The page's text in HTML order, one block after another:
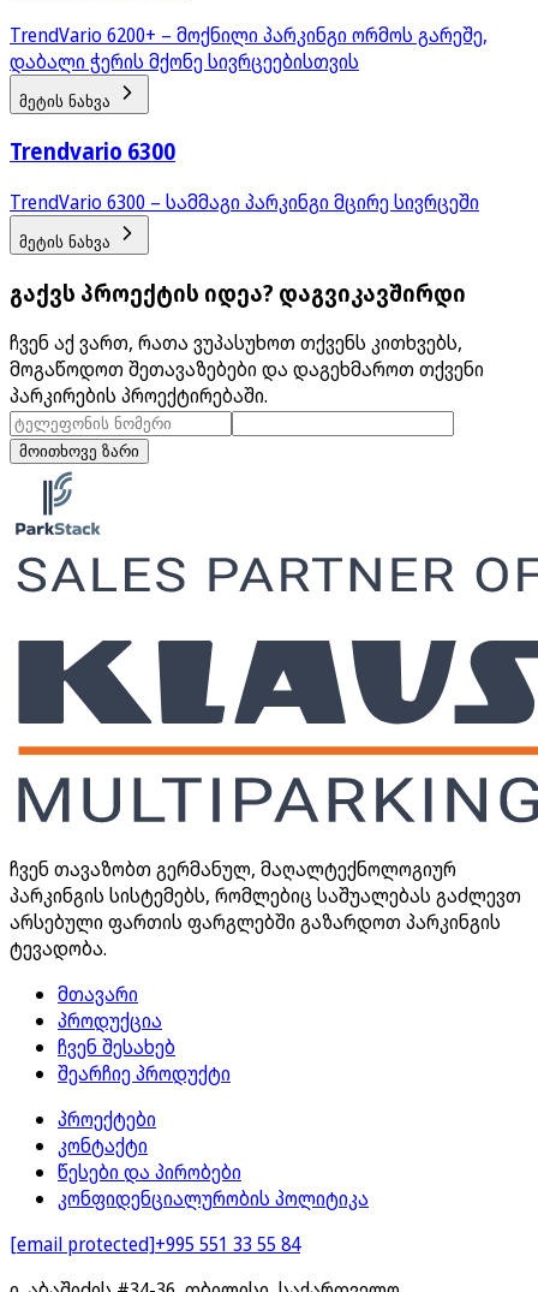
TrendVario 6200+ – მოქნილი პარკინგი ორმოს გარეშე,
დაბალი ჭერის მქონე სივრცეებისთვის
მეტის ნახვა
Trendvario 6300
TrendVario 6300 – სამმაგი პარკინგი მცირე სივრცეში
მეტის ნახვა
გაქვს პროექტის იდეა? დაგვიკავშირდი
ჩვენ აქ ვართ, რათა ვუპასუხოთ თქვენს კითხვებს,
მოგაწოდოთ შეთავაზებები და დაგეხმაროთ თქვენი
პარკირების პროექტირებაში.
მოითხოვე ზარი
ჩვენ თავაზობთ გერმანულ, მაღალტექნოლოგიურ
პარკინგის სისტემებს, რომლებიც საშუალებას გაძლევთ
არსებული ფართის ფარგლებში გაზარდოთ პარკინგის
ტევადობა.
მთავარი
პროდუქცია
ჩვენ შესახებ
შეარჩიე პროდუქტი
პროექტები
კონტაქტი
წესები და პირობები
კონფიდენციალურობის პოლიტიკა
[email protected]+995 551 33 55 84